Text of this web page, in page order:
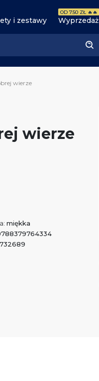
i zestawy Wyprzedaż
OD 7.50 ZŁ 🔥🔥
wierze
wierze
miękka